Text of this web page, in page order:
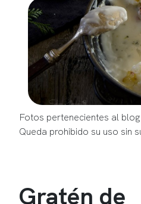
Fotos pertenecientes al
Queda prohibido su uso sin
Gratén de